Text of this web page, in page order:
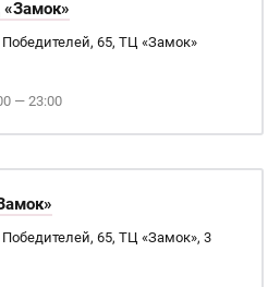
65, ТЦ «Замок»
— 23:00
65, ТЦ «Замок», 3